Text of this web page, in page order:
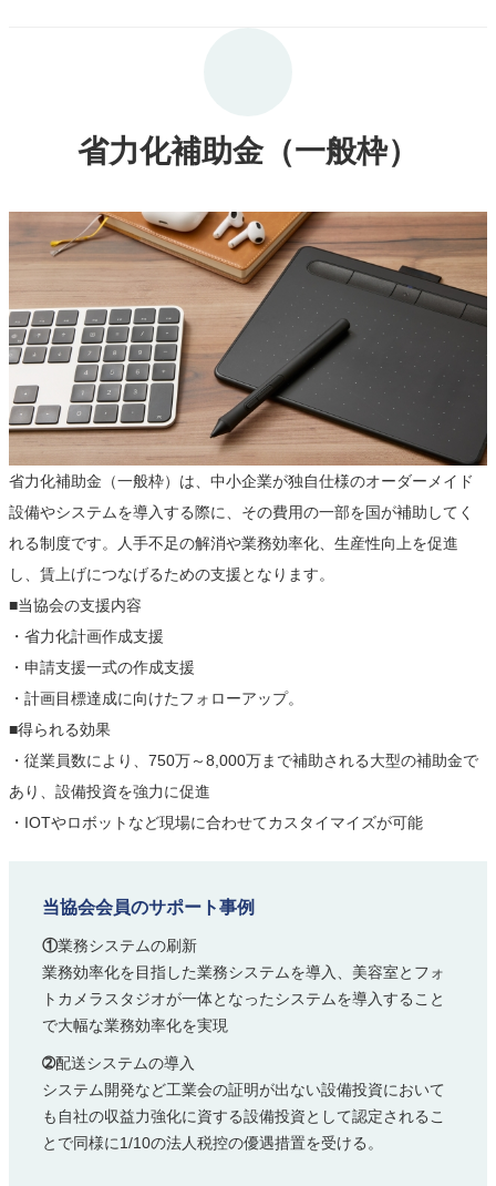
省力化補助金（一般枠）
省力化補助金（一般枠）は、中小企業が独自仕様のオーダーメイド
設備やシステムを導入する際に、その費用の一部を国が補助してく
れる制度です。人手不足の解消や業務効率化、生産性向上を促進
し、賃上げにつなげるための支援となります。
■当協会の支援内容
・省力化計画作成支援
・申請支援一式の作成支援
・計画目標達成に向けたフォローアップ。
■得られる効果
・従業員数により、750万～8,000万まで補助される大型の補助金で
あり、設備投資を強力に促進
・IOTやロボットなど現場に合わせてカスタイマイズが可能
当協会会員のサポート事例
①業務システムの刷新
業務効率化を目指した業務システムを導入、美容室とフォ
トカメラスタジオが一体となったシステムを導入すること
で大幅な業務効率化を実現
➁配送システムの導入
システム開発など工業会の証明が出ない設備投資において
も自社の収益力強化に資する設備投資として認定されるこ
とで同様に1/10の法人税控の優遇措置を受ける。